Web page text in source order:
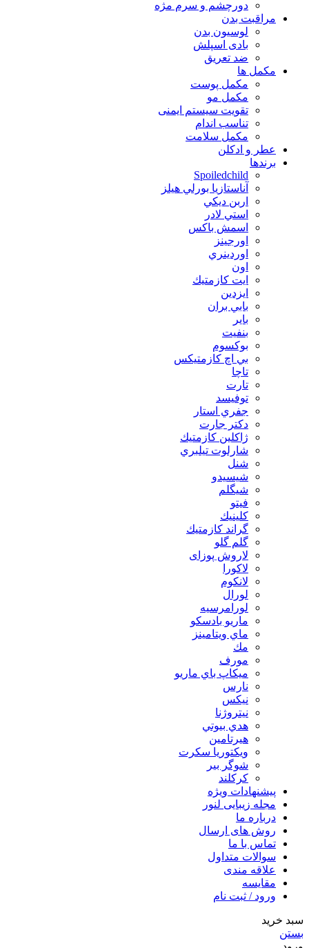
دورچشم و سرم مژه
مراقبت بدن
لوسیون بدن
بادی اسپلش
ضد تعریق
مكمل ها
مکمل پوست
مکمل مو
تقویت سیستم ایمنی
تناسب اندام
مکمل سلامت
عطر و ادکلن
برندها
Spoiledchild
آناستازيا بورلي هيلز
اربن ديكي
استي لادر
اسمش باكس
اورجينز
اوردينري
اون
ايت كازمتيك
ايزدين
بابي بران
بایر
بنفيت
بوكسوم
بي اچ كازمتيكس
تاچا
تارت
توفيسد
جفري استار
دكتر جارت
ژاكلين كازمتيك
شارلوت تيلبري
شنل
شيسيدو
شیگلم
فيتو
كلينيك
گراند كازمتيك
گلم گلو
لاروش پوزای
لاكورا
لانكوم
لورال
لورامرسيه
ماريو بادسكو
ماي ويتامينز
مك
مورف
ميكاپ باي ماريو
نارس
نيكس
نیتروژنا
هدي بيوتي
هیرتامین
ویکتوریا سکرت
شوگر بير
کرکلند
پیشنهادات ویژه
مجله زیبایی لنور
درباره ما
روش های ارسال
تماس با ما
سوالات متداول
علاقه مندی
مقایسه
ورود / ثبت نام
سبد خرید
بستن